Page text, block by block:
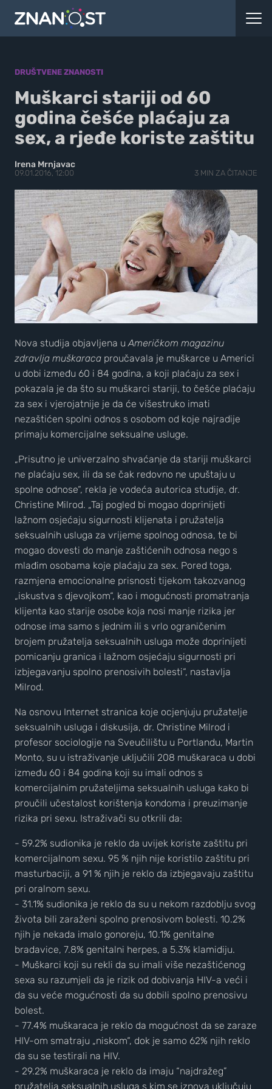
DRUŠTVENE ZNANOSTI
Muškarci stariji od 60
godina češće plaćaju za
sex, a rjeđe koriste zaštitu
Irena Mrnjavac
09.01.2016, 12:00 3 MIN ZA ČITANJE
Nova studija objavljena uAmeričkom magazinu
zdravlja muškaraca proučavala je muškarce u Americi
u dobi između 60 i 84 godina, a koji plaćaju za sex i
pokazala je da što su muškarci stariji, to češće plaćaju
za sex i vjerojatnije je da će višestruko imati
nezaštićen spolni odnos s osobom od koje najradije
primaju komercijalne seksualne usluge.
„Prisutno je univerzalno shvaćanje da stariji muškarci
ne plaćaju sex, ili da se čak redovno ne upuštaju u
spolne odnose“, rekla je vodeća autorica studije, dr.
Christine Milrod. „Taj pogled bi mogao doprinijeti
lažnom osjećaju sigurnosti klijenata i pružatelja
seksualnih usluga za vrijeme spolnog odnosa, te bi
mogao dovesti do manje zaštićenih odnosa nego s
mlađim osobama koje plaćaju za sex. Pored toga,
razmjena emocionalne prisnosti tijekom takozvanog
„iskustva s djevojkom“, kao i mogućnosti promatranja
klijenta kao starije osobe koja nosi manje rizika jer
odnose ima samo s jednim ili s vrlo ograničenim
brojem pružatelja seksualnih usluga može doprinijeti
pomicanju granica i lažnom osjećaju sigurnosti pri
izbjegavanju spolno prenosivih bolesti“, nastavlja
Milrod.
Na osnovu Internet stranica koje ocjenjuju pružatelje
seksualnih usluga i diskusija, dr. Christine Milrod i
profesor sociologije na Sveučilištu u Portlandu, Martin
Monto, su u istraživanje uključili 208 muškaraca u dobi
između 60 i 84 godina koji su imali odnos s
komercijalnim pružateljima seksualnih usluga kako bi
proučili učestalost korištenja kondoma i preuzimanje
rizika pri sexu. Istraživači su otkrili da:
- 59.2% sudionika je reklo da uvijek koriste zaštitu pri
komercijalnom sexu. 95 % njih nije koristilo zaštitu pri
masturbaciji, a 91 % njih je reklo da izbjegavaju zaštitu
pri oralnom sexu.
- 31.1% sudionika je reklo da su u nekom razdoblju svog
života bili zaraženi spolno prenosivom bolesti. 10.2%
njih je nekada imalo gonoreju, 10.1% genitalne
bradavice, 7.8% genitalni herpes, a 5.3% klamidiju.
- Muškarci koji su rekli da su imali više nezaštićenog
sexa su razumjeli da je rizik od dobivanja HIV-a veći i
da su veće mogućnosti da su dobili spolno prenosivu
bolest.
- 77.4% muškaraca je reklo da mogućnost da se zaraze
HIV-om smatraju „niskom“, dok je samo 62% njih reklo
da su se testirali na HIV.
- 29.2% muškaraca je reklo da imaju “najdražeg”
pružatelja seksualnih usluga s kim se iznova uključuju